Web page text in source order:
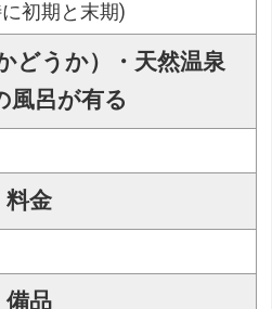
初期と末期)
どうか）・天然温泉
風呂が有る
料金
備品